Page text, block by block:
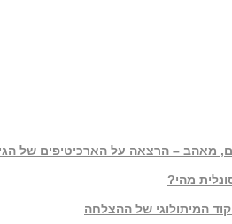
מאהב – הרצאה על הארכיטיפים של
מהי?
המיתולוגי של ההצלחה